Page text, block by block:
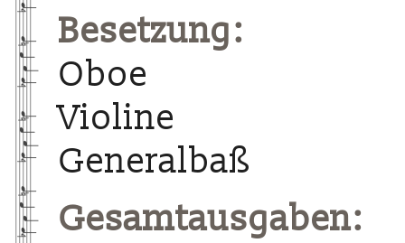
Besetzung:
Oboe
Violine
Generalbaß
Gesamtausgaben: